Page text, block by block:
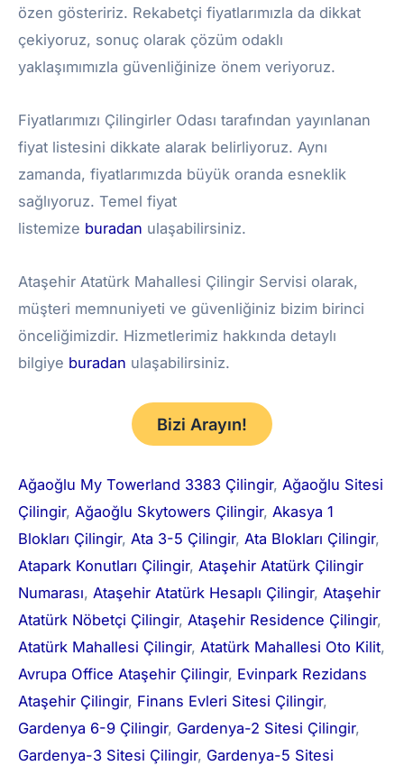
özen gösteririz. Rekabetçi fiyatlarımızla da dikkat
çekiyoruz, sonuç olarak çözüm odaklı
yaklaşımımızla güvenliğinize önem veriyoruz.
Fiyatlarımızı Çilingirler Odası tarafından yayınlanan
fiyat listesini dikkate alarak belirliyoruz. Aynı
zamanda, fiyatlarımızda büyük oranda esneklik
sağlıyoruz. Temel fiyat
listemize buradan ulaşabilirsiniz.
Ataşehir Atatürk Mahallesi Çilingir Servisi olarak,
müşteri memnuniyeti ve güvenliğiniz bizim birinci
önceliğimizdir. Hizmetlerimiz hakkında detaylı
bilgiye buradan ulaşabilirsiniz.
Bizi Arayın!
Ağaoğlu My Towerland 3383 Çilingir, Ağaoğlu Sitesi
Çilingir, Ağaoğlu Skytowers Çilingir, Akasya 1
Blokları Çilingir, Ata 3-5 Çilingir, Ata Blokları Çilingir
Atapark Konutları Çilingir, Ataşehir Atatürk Çilingir
Numarası, Ataşehir Atatürk Hesaplı Çilingir, Ataşehir
Atatürk Nöbetçi Çilingir, Ataşehir Residence Çilingir
Atatürk Mahallesi Çilingir, Atatürk Mahallesi Oto Kilit
Avrupa Office Ataşehir Çilingir, Evinpark Rezidans
Ataşehir Çilingir, Finans Evleri Sitesi Çilingir
Gardenya 6-9 Çilingir, Gardenya-2 Sitesi Çilingir
Gardenya-3 Sitesi Çilingir, Gardenya-5 Sitesi